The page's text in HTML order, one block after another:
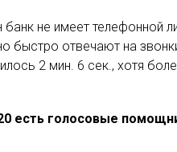
не имеет телефонной
быстро отвечают на
2 мин. 6 сек., хотя
есть голосовые